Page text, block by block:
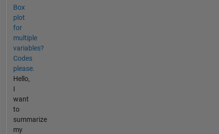
Box
plot
for
multiple
variables?
Codes
please.
Hello,
I
want
to
summarize
my